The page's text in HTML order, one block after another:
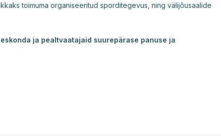
toimuma organiseeritud sporditegevus, ning välijõusaalide
ja pealtvaatajaid suurepärase panuse ja